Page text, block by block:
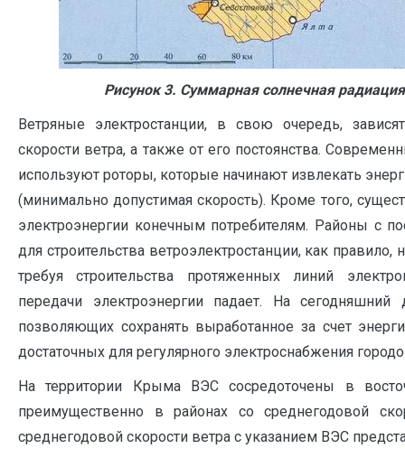
Рисунок 3. Суммарная солнечная
Ветряные электростанции, в свою очередь,
скорости ветра, а также от его постоянства.
используют роторы, которые начинают извлекать
(минимально допустимая скорость). Кроме того,
электроэнергии конечным потребителям. Районы с
для строительства ветроэлектростанции, как правило,
требуя строительства протяженных линий
передачи электроэнергии падает. На
позволяющих сохранять выработанное за счет
достаточных для регулярного электроснабжения
На территории Крыма ВЭС сосредоточены в
преимущественно в районах со среднегодовой
среднегодовой скорости ветра с указанием ВЭС